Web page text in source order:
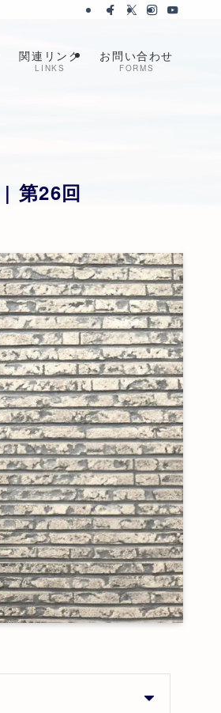
関連リンク
LINKS
お問い合わせ
FORMS
第26回